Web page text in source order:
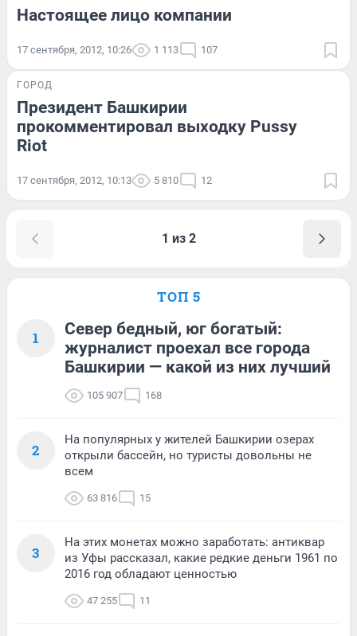
Настоящее лицо компании
17 сентября, 2012, 10:26 1 113 107
ГОРОД
Президент Башкирии
прокомментировал выходку Pussy
Riot
17 сентября, 2012, 10:13 5 810 12
1 из 2
ТОП 5
1
Север бедный, юг богатый:
журналист проехал все города
Башкирии — какой из них лучший
105 907 168
2
На популярных у жителей Башкирии озерах
открыли бассейн, но туристы довольны не
всем
63 816 15
3
На этих монетах можно заработать: антиквар
из Уфы рассказал, какие редкие деньги 1961 по
2016 год обладают ценностью
47 255 11